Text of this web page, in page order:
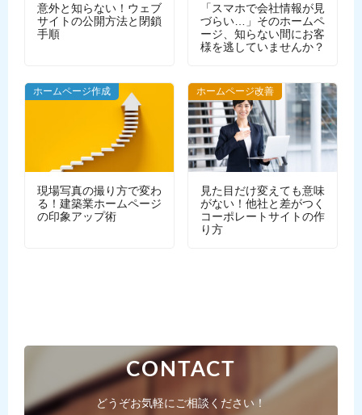
意外と知らない！ウェブ
サイトの公開方法と閉鎖
手順
「スマホで会社情報が見
づらい…」そのホームペ
ージ、知らない間にお客
様を逃していませんか？
WEBデザイン
ホームページ作成
現場写真の撮り方で変わ
る！建築業ホームページ
の印象アップ術
ホームページ改善
見た目だけ変えても意味
がない！他社と差がつく
コーポレートサイトの作
り方
CONTACT
どうぞお気軽にご相談ください！